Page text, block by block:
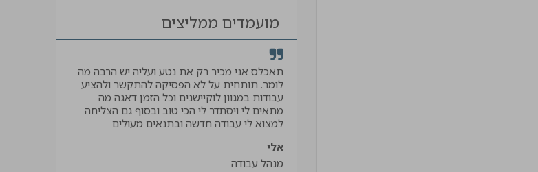
מועמדים ממליצים
!
תאכלס אני מכיר רק את נטע ועליה יש הרבה מה
לומר. תותחית על לא הפסיקה להתקשר ולהציע
עבודות במגוון לוקיישנים וכל הזמן דאגה מה
מתאים לי ויסתדר לי הכי טוב ובסוף גם הצליחה
למצוא לי עבודה חדשה ובתנאים מעולים
אלי
מנהל עבודה